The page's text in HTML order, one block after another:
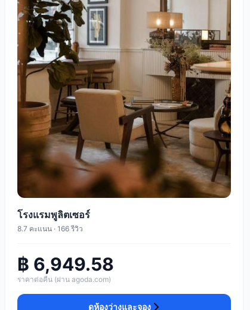
โรงแรมพูลิตเซอร์
8.7 คะแนน · 166 รีวิว
฿ 6,949.58
ราคาต่อคืน (ผ่าน agoda.com)
ดูห้องว่างและจอง